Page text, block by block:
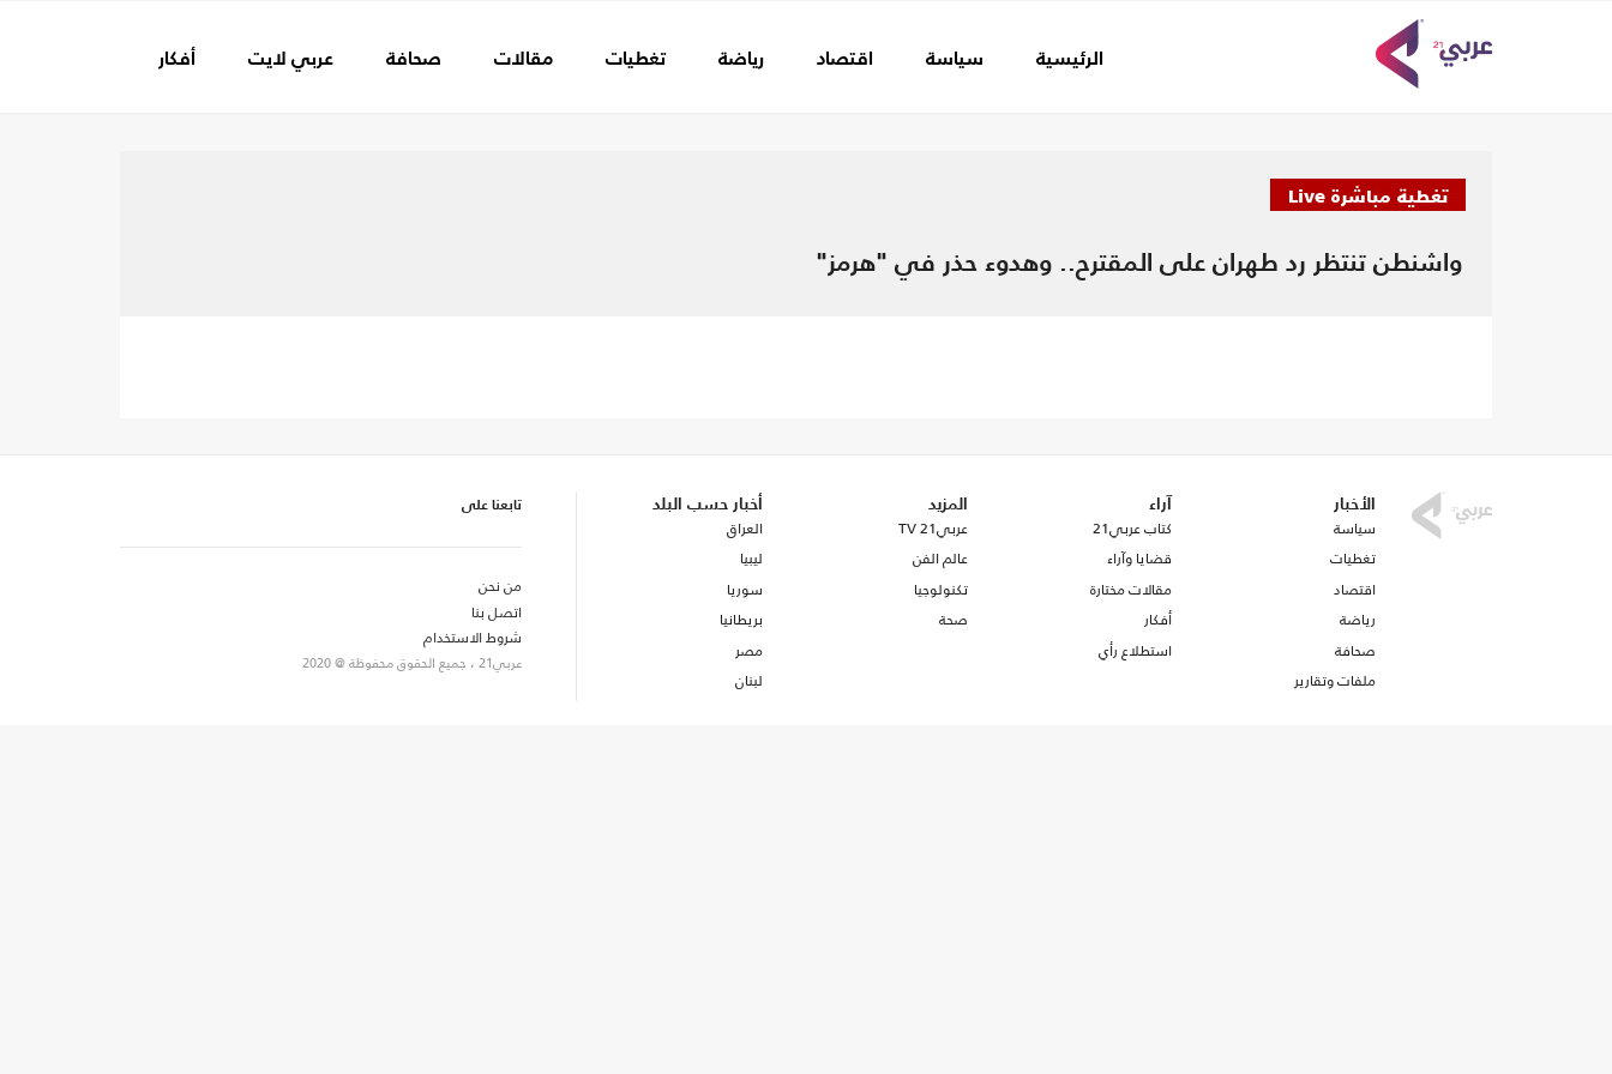
الرئيسية سياسة اقتصاد رياضة تغطيات مقالات صحافة عربي لايت أفكار
تغطية مباشرة Live
واشنطن تنتظر رد طهران على المقترح.. وهدوء حذر في "هرمز"
الأخبار
سياسة
تغطيات
اقتصاد
رياضة
صحافة
ملفات وتقارير
آراء
كتاب عربي21
قضايا وآراء
مقالات مختارة
أفكار
استطلاع رأي
المزيد
عربي21 TV
عالم الفن
تكنولوجيا
صحة
أخبار حسب البلد
العراق
ليبيا
سوريا
بريطانيا
مصر
لبنان
تابعنا على
من نحن
اتصل بنا
شروط الاستخدام
عربي21 ، جميع الحقوق محفوظة @ 2020